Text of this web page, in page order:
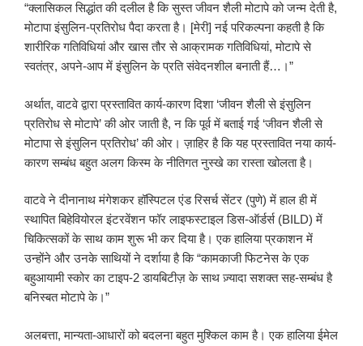
“क्लासिकल सिद्धांत की दलील है कि सुस्त जीवन शैली मोटापे को जन्म देती है,
मोटापा इंसुलिन-प्रतिरोध पैदा करता है। [मेरी] नई परिकल्पना कहती है कि
शारीरिक गतिविधियां और खास तौर से आक्रामक गतिविधियां, मोटापे से
स्वतंत्र, अपने-आप में इंसुलिन के प्रति संवेदनशील बनाती हैं…।”
अर्थात, वाटवे द्वारा प्रस्तावित कार्य-कारण दिशा ‘जीवन शैली से इंसुलिन
प्रतिरोध से मोटापे’ की ओर जाती है, न कि पूर्व में बताई गई ‘जीवन शैली से
मोटापा से इंसुलिन प्रतिरोध’ की ओर। ज़ाहिर है कि यह प्रस्तावित नया कार्य-
कारण सम्बंध बहुत अलग किस्म के नीतिगत नुस्खे का रास्ता खोलता है।
वाटवे ने दीनानाथ मंगेशकर हॉस्पिटल एंड रिसर्च सेंटर (पुणे) में हाल ही में
स्थापित बिहेवियोरल इंटरवेंशन फॉर लाइफस्टाइल डिस-ऑर्डर्स (BILD) में
चिकित्सकों के साथ काम शुरू भी कर दिया है। एक हालिया प्रकाशन में
उन्होंने और उनके साथियों ने दर्शाया है कि “कामकाजी फिटनेस के एक
बहुआयामी स्कोर का टाइप-2 डायबिटीज़ के साथ ज़्यादा सशक्त सह-सम्बंध है
बनिस्बत मोटापे के।”
अलबत्ता, मान्यता-आधारों को बदलना बहुत मुश्किल काम है। एक हालिया ईमेल